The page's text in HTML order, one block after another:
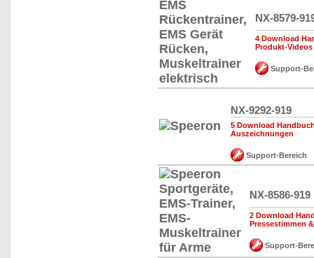
NX-8579-
4 Download
Produkt-Videos
Support-
NX-9292-919
5 Download
Auszeichnungen
Support-Bereich
NX-8586-919
2 Download
Pressestimmen
Support-